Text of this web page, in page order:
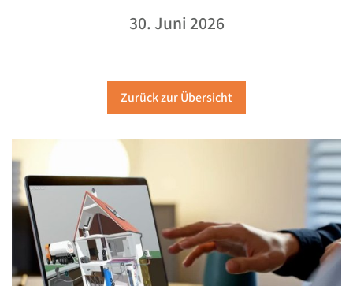
30. Juni 2026
Zurück zur Übersicht